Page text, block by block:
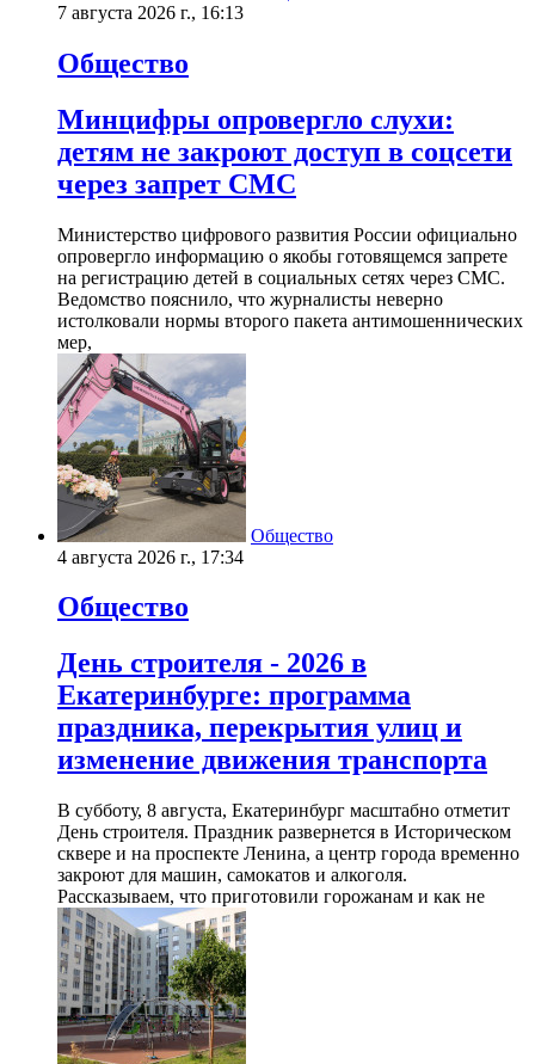
7 августа 2026 г., 16:13
Общество
Минцифры опровергло слухи:
детям не закроют доступ в соцсети
через запрет СМС
Министерство цифрового развития России официально
опровергло информацию о якобы готовящемся запрете
на регистрацию детей в социальных сетях через СМС.
Ведомство пояснило, что журналисты неверно
истолковали нормы второго пакета антимошеннических
мер,
Общество
4 августа 2026 г., 17:34
Общество
День строителя - 2026 в
Екатеринбурге: программа
праздника, перекрытия улиц и
изменение движения транспорта
В субботу, 8 августа, Екатеринбург масштабно отметит
День строителя. Праздник развернется в Историческом
сквере и на проспекте Ленина, а центр города временно
закроют для машин, самокатов и алкоголя.
Рассказываем, что приготовили горожанам и как не